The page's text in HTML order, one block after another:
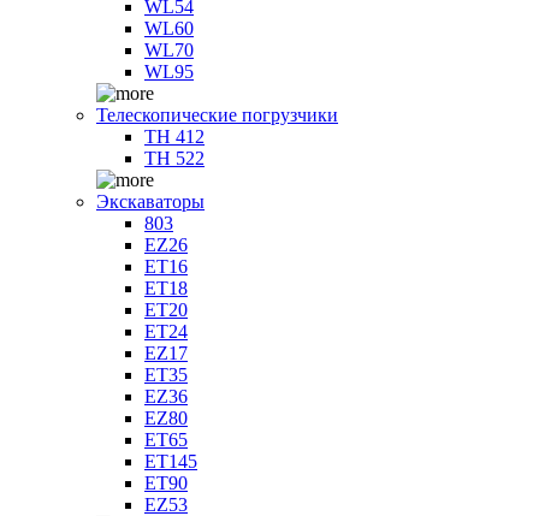
WL54
WL60
WL70
WL95
Телескопические погрузчики
TH 412
TH 522
Экскаваторы
803
EZ26
ET16
ET18
ET20
ET24
EZ17
ET35
EZ36
EZ80
ET65
ET145
ET90
EZ53